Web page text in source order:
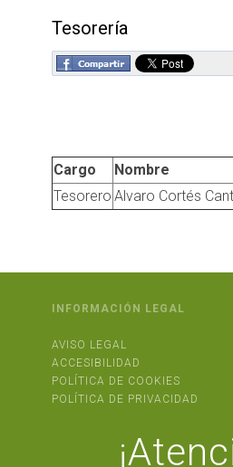
Tesorería
Cargo Nombre
Tesorero Alvaro Cortés
INFORMACIÓN LEGAL
AVISO LEGAL
ACCESIBILIDAD
POLÍTICA DE COOKIES
POLÍTICA DE PRIVACIDAD